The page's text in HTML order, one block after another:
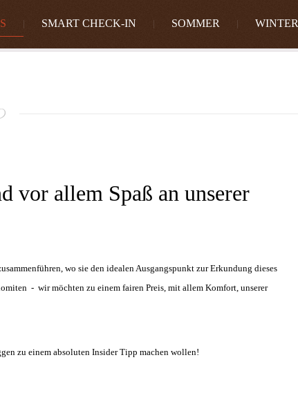
SMART CHECK-IN SOMMER WINTER
vor allem Spaß an unserer
wo sie den idealen Ausgangspunkt zur Erkundung dieses
- wir möchten zu einem fairen Preis, mit allem Komfort, unserer
zu einem absoluten Insider Tipp machen wollen!